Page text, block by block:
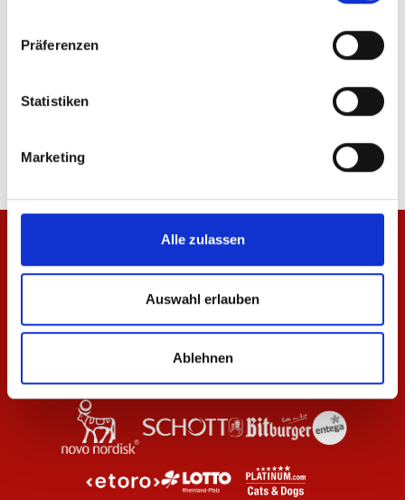
Präferenzen
Statistiken
Marketing
Alle zulassen
Auswahl erlauben
Ablehnen
Zip Jacke Essentials Rot Kinder Zip Jacke Essentials